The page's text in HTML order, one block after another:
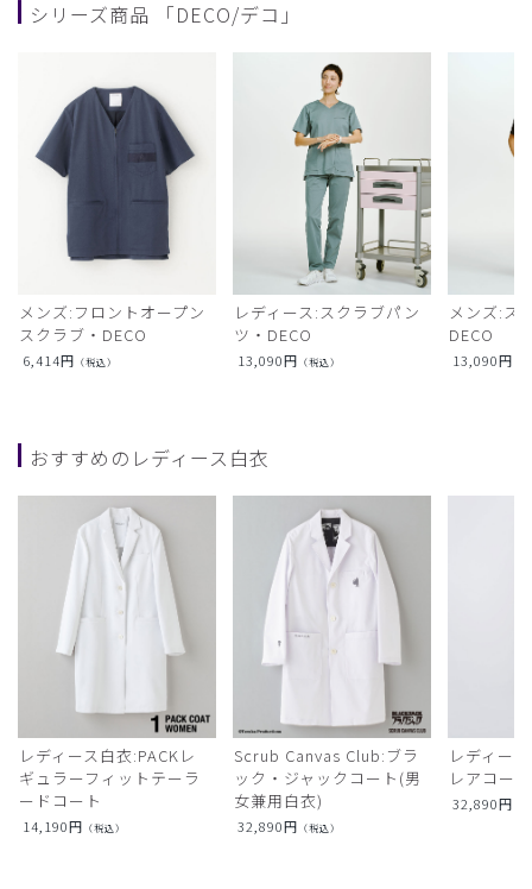
シリーズ商品 「DECO/デコ」
メンズ:フロントオープン
スクラブ・DECO
6,414円 （税込）
レディース:スクラブパン
ツ・DECO
13,090円 （税込）
メンズ:ス
DECO
13,090円
おすすめのレディース白衣
レディース白衣:PACKレ
ギュラーフィットテーラ
ードコート
14,190円 （税込）
Scrub Canvas Club:ブラ
ック・ジャックコート(男
女兼用白衣)
32,890円 （税込）
レディー
レアコート
32,890円